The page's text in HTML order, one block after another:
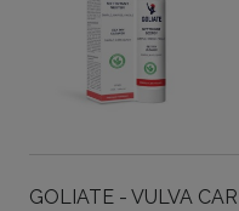
GOLIATE - VULVA